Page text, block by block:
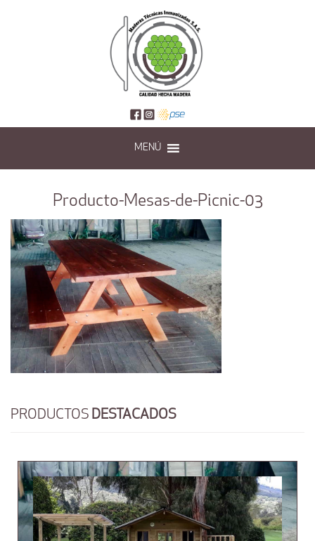
MENÚ
Producto-Mesas-de-Picnic-03
PRODUCTOS DESTACADOS